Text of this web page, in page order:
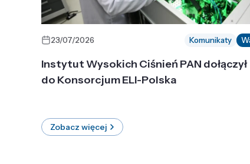
23/07/2026 Komunikaty
Instytut Wysokich Ciśnień PAN dołączył
do Konsorcjum ELI-Polska
Zobacz więcej